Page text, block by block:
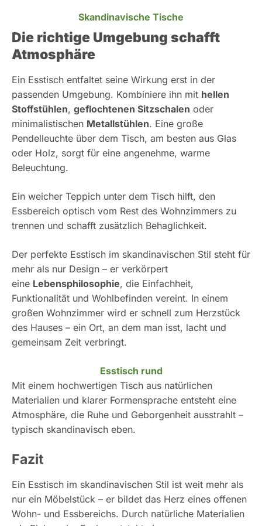
Skandinavische Tische
Die richtige Umgebung schafft
Atmosphäre
Ein Esstisch entfaltet seine Wirkung erst in der
passenden Umgebung. Kombiniere ihn mit hellen
Stoffstühlen, geflochtenen Sitzschalen oder
minimalistischen Metallstühlen. Eine große
Pendelleuchte über dem Tisch, am besten aus Glas
oder Holz, sorgt für eine angenehme, warme
Beleuchtung.
Ein weicher Teppich unter dem Tisch hilft, den
Essbereich optisch vom Rest des Wohnzimmers zu
trennen und schafft zusätzlich Behaglichkeit.
Der perfekte Esstisch im skandinavischen Stil steht für
mehr als nur Design – er verkörpert
eine Lebensphilosophie, die Einfachheit,
Funktionalität und Wohlbefinden vereint. In einem
großen Wohnzimmer wird er schnell zum Herzstück
des Hauses – ein Ort, an dem man isst, lacht und
gemeinsam Zeit verbringt.
Esstisch rund
Mit einem hochwertigen Tisch aus natürlichen
Materialien und klarer Formensprache entsteht eine
Atmosphäre, die Ruhe und Geborgenheit ausstrahlt –
typisch skandinavisch eben.
Fazit
Ein Esstisch im skandinavischen Stil ist weit mehr als
nur ein Möbelstück – er bildet das Herz eines offenen
Wohn- und Essbereichs. Durch natürliche Materialien